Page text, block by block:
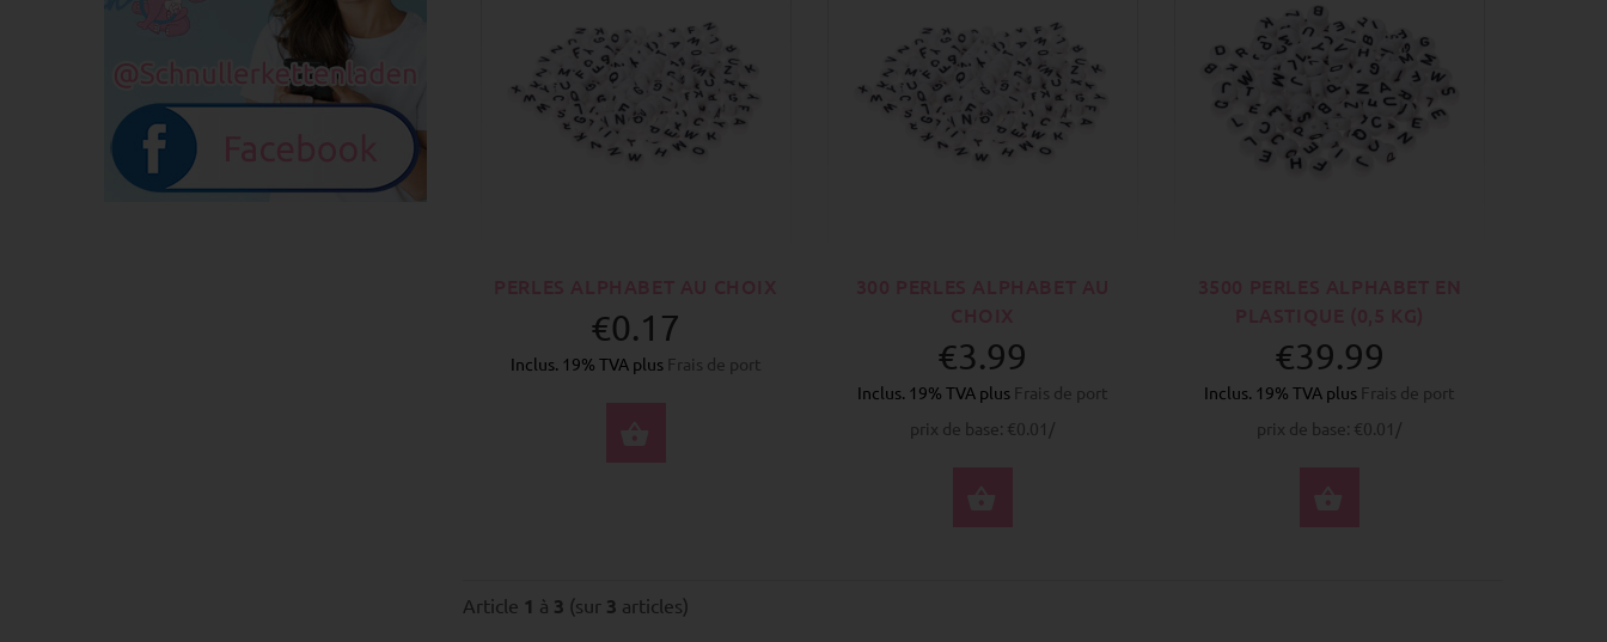
€0.17
Inclus. 19% TVA plus Frais de port
SÉLECTIONNEZ LES OPTIONS
€3.99
Inclus. 19% TVA plus Frais de port
prix de base: €0.01/
€39.99
Inclus. 19% TVA plus Frais de port
prix de base: €0.01/
Article 1 à 3 (sur 3 articles)